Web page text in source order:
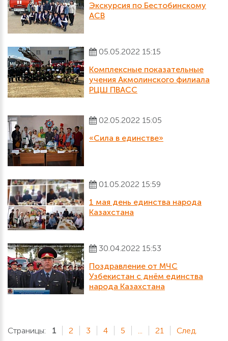
Экскурсия по Бестобинскому
АСВ
05.05.2022 15:15
Комплексные показательные
учения Акмолинского филиала
РЦШ ПВАСС
02.05.2022 15:05
«Сила в единстве»
01.05.2022 15:59
1 мая день единства народа
Казахстана
30.04.2022 15:53
Поздравление от МЧС
Узбекистан с днём единства
народа Казахстана
Страницы: 1 2 3 4 5 ... 21 След.